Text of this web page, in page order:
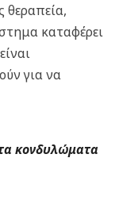
καταφέρει
για να
κονδυλώματα